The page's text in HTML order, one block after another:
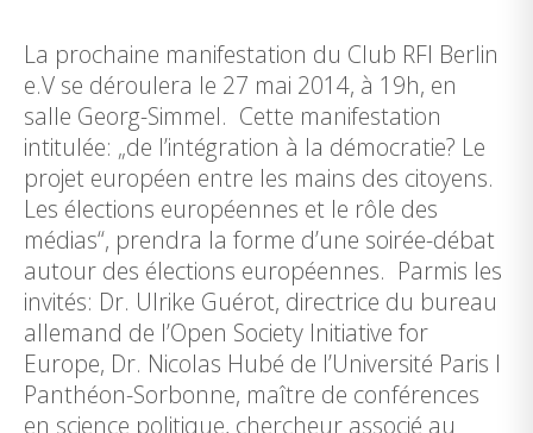
La prochaine manifestation du Club RFI Berlin
e.V se déroulera le 27 mai 2014, à 19h, en
salle Georg-Simmel. Cette manifestation
intitulée: „de l’intégration à la démocratie? Le
projet européen entre les mains des citoyens.
Les élections européennes et le rôle des
médias“, prendra la forme d’une soirée-débat
autour des élections européennes. Parmis les
invités: Dr. Ulrike Guérot, directrice du bureau
allemand de l’Open Society Initiative for
Europe, Dr. Nicolas Hubé de l’Université Paris I
Panthéon-Sorbonne, maître de conférences
en science politique, chercheur associé au